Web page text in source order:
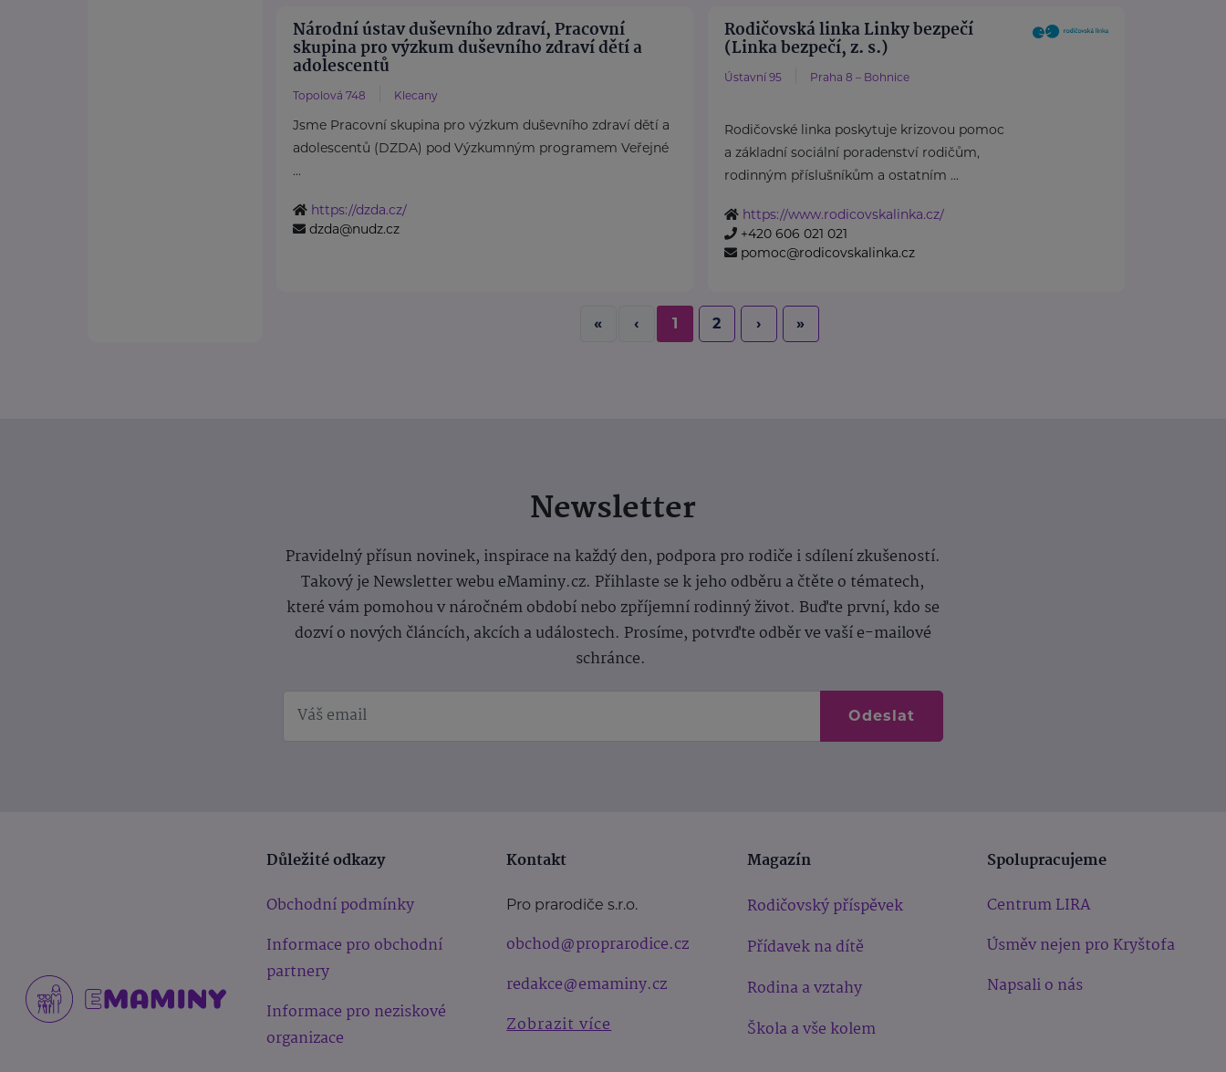
Národní ústav duševního zdraví, Pracovní
skupina pro výzkum duševního zdraví dětí a
adolescentů
Topolová 748 Klecany
Jsme Pracovní skupina pro výzkum duševního zdraví dětí a
adolescentů (DZDA) pod Výzkumným programem Veřejné
...
https://dzda.cz/
dzda@nudz.cz
Rodičovská linka Linky bezpečí
(Linka bezpečí, z. s.)
Ústavní 95 Praha 8 – Bohnice
Rodičovské linka poskytuje krizovou pomoc
a základní sociální poradenství rodičům,
rodinným příslušníkům a ostatním ...
https://www.rodicovskalinka.cz/
+420 606 021 021
pomoc@rodicovskalinka.cz
« ‹ 1 2 › »
Newsletter
Pravidelný přísun novinek, inspirace na každý den, podpora pro rodiče i sdílení zkušeností.
Takový je Newsletter webu eMaminy.cz. Přihlaste se k jeho odběru a čtěte o tématech,
které vám pomohou v náročném období nebo zpříjemní rodinný život. Buďte první, kdo se
dozví o nových článcích, akcích a událostech. Prosíme, potvrďte odběr ve vaší e-mailové
schránce.
Odeslat
Důležité odkazy
Obchodní podmínky
Informace pro obchodní
partnery
Informace pro neziskové
organizace
Kontakt
Pro prarodiče s.r.o.
obchod@proprarodice.cz
redakce@emaminy.cz
Zobrazit více
Magazín
Rodičovský příspěvek
Přídavek na dítě
Rodina a vztahy
Škola a vše kolem
Spolupracujeme
Centrum LIRA
Úsměv nejen pro Kryštofa
Napsali o nás